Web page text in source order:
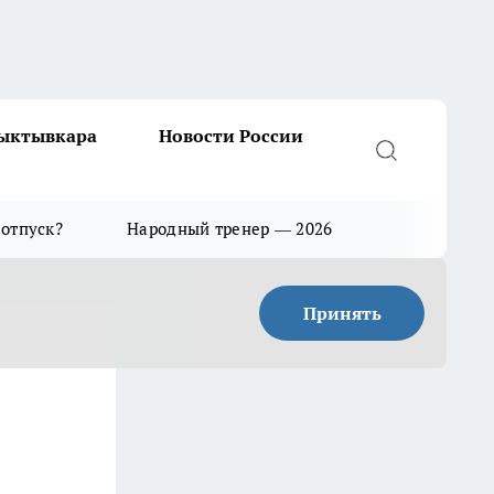
Новости России
Народный тренер — 2026
Принять